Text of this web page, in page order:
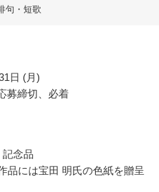
句・短歌
日 (月)
募締切、必着
念品
品には宝田 明氏の色紙を贈呈